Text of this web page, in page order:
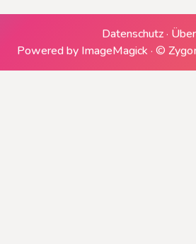
Datenschutz·
Powered by ImageMagick · ©